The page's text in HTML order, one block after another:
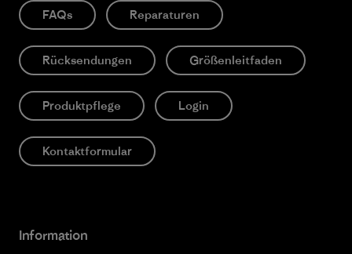
FAQs Reparaturen
Rücksendungen Größenleitfaden
Produktpflege Login
Kontaktformular
Information